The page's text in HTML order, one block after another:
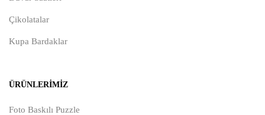
Çikolatalar
Kupa Bardaklar
ÜRÜNLERIMIZ
Foto Baskılı Puzzle